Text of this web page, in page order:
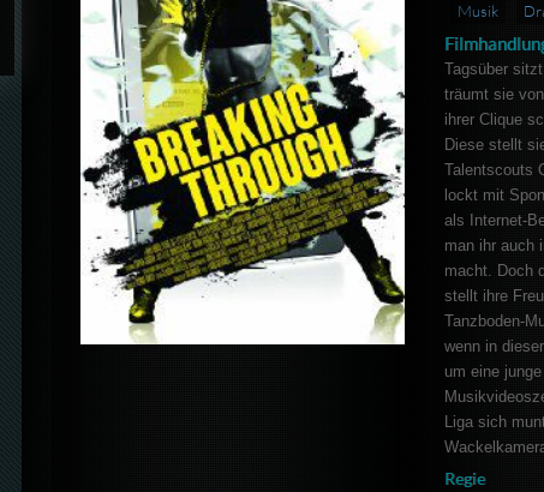
Musik
Tagsüber
träumt sie
ihrer Clique
Diese stellt
Talentscouts
lockt mit
als Internet-
man ihr auch
macht. Doch
stellt ihre
Tanzboden-
wenn in
um eine
Liga sich
Regie